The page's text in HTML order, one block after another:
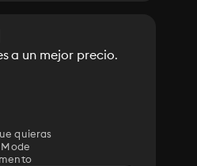
a un mejor precio.
quieras